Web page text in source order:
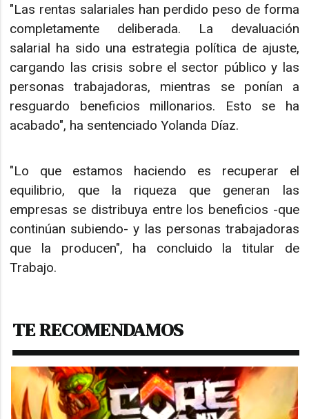
"Las rentas salariales han perdido peso de forma
completamente deliberada. La devaluación
salarial ha sido una estrategia política de ajuste,
cargando las crisis sobre el sector público y las
personas trabajadoras, mientras se ponían a
resguardo beneficios millonarios. Esto se ha
acabado", ha sentenciado Yolanda Díaz.
"Lo que estamos haciendo es recuperar el
equilibrio, que la riqueza que generan las
empresas se distribuya entre los beneficios -que
continúan subiendo- y las personas trabajadoras
que la producen", ha concluido la titular de
Trabajo.
TE RECOMENDAMOS